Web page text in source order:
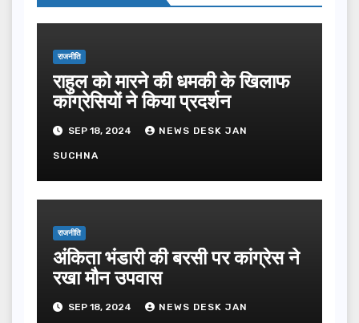
राजनीति
राहुल को मारने की धमकी के खिलाफ
कांग्रेसियों ने किया प्रदर्शन
SEP 18, 2024 NEWS DESK JAN
SUCHNA
राजनीति
अंकिता भंडारी की बरसी पर कांग्रेस ने
रखा मौन उपवास
SEP 18, 2024 NEWS DESK JAN